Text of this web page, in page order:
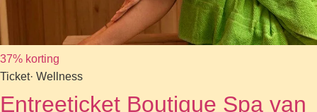
37% korting
Ticket· Wellness
Entreeticket Boutique Spa van